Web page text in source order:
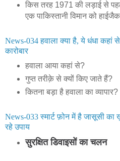
किस तरह 1971 की लड़ाई से
एक पाकिस्तानी विमान को
News-034 हवाला क्या है, ये धंधा
कारोबार
हवाला आया कहां से?
गुप्त तरीक़े से क्यों किए जाते हैं?
कितना बड़ा है हवाला का व्यापार?
News-033 स्मार्ट फ़ोन में है जासूसी
रहे उपाय
सुरक्षित डिवाइसों का चलन